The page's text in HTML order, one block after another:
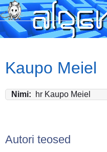
Skip
to
main
content
Kaupo Meiel
Nimi hr Kaupo Meiel
Autori teosed